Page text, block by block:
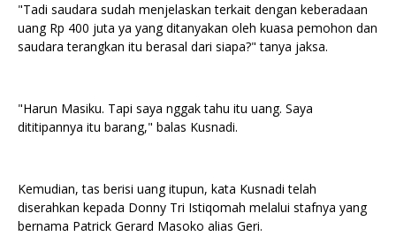
"Tadi saudara sudah menjelaskan terkait dengan keberadaan
uang Rp 400 juta ya yang ditanyakan oleh kuasa pemohon dan
saudara terangkan itu berasal dari siapa?" tanya jaksa.
"Harun Masiku. Tapi saya nggak tahu itu uang. Saya
dititipannya itu barang," balas Kusnadi.
Kemudian, tas berisi uang itupun, kata Kusnadi telah
diserahkan kepada Donny Tri Istiqomah melalui stafnya yang
bernama Patrick Gerard Masoko alias Geri.